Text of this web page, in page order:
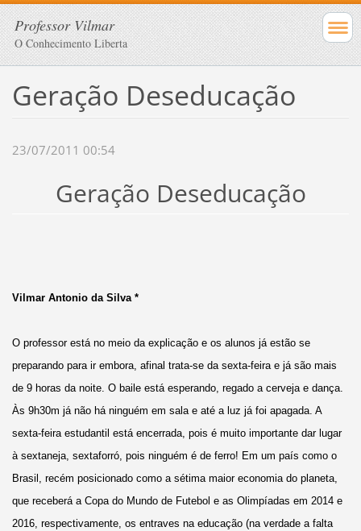
Professor Vilmar
O Conhecimento Liberta
Geração Deseducação
23/07/2011 00:54
Geração Deseducação
Vilmar Antonio da Silva *
O professor está no meio da explicação e os alunos já estão se
preparando para ir embora, afinal trata-se da sexta-feira e já são mais
de 9 horas da noite. O baile está esperando, regado a cerveja e dança.
Às 9h30m já não há ninguém em sala e até a luz já foi apagada. A
sexta-feira estudantil está encerrada, pois é muito importante dar lugar
à sextaneja, sextaforró, pois ninguém é de ferro! Em um país como o
Brasil, recém posicionado como a sétima maior economia do planeta,
que receberá a Copa do Mundo de Futebol e as Olimpíadas em 2014 e
2016, respectivamente, os entraves na educação (na verdade a falta